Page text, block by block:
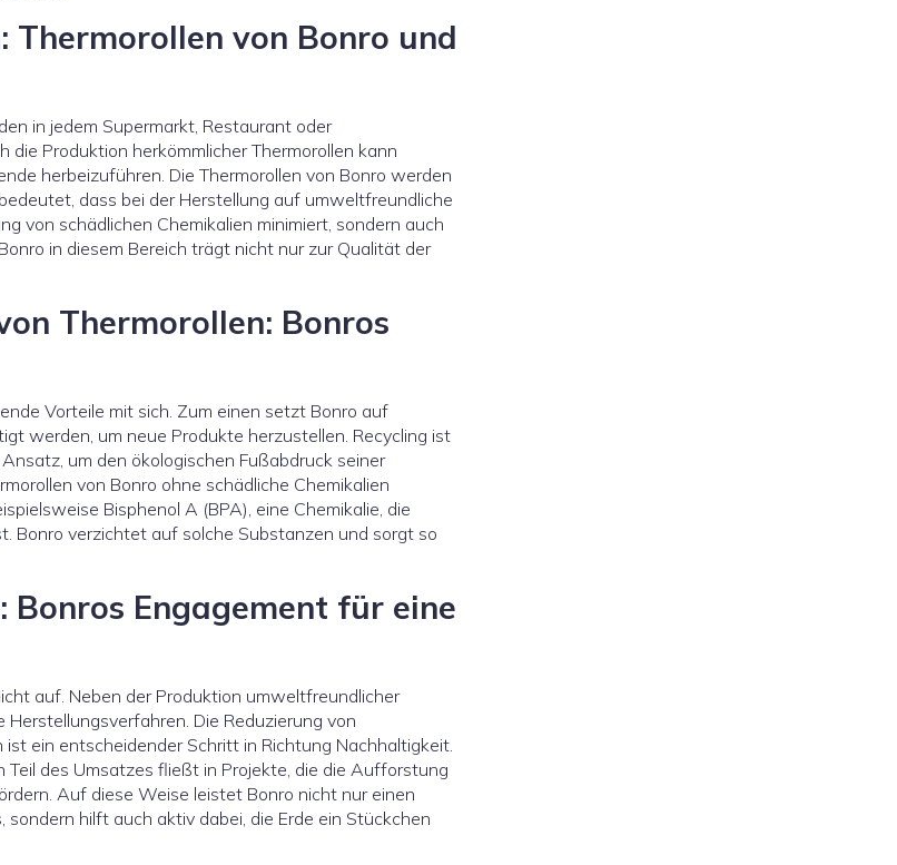
Thermorollen von Bonro und
in jedem Supermarkt, Restaurant oder
Produktion herkömmlicher Thermorollen kann
herbeizuführen. Die Thermorollen von Bonro werden
dass bei der Herstellung auf umweltfreundliche
von schädlichen Chemikalien minimiert, sondern auch
in diesem Bereich trägt nicht nur zur Qualität der
Thermorollen: Bonros
Vorteile mit sich. Zum einen setzt Bonro auf
werden, um neue Produkte herzustellen. Recycling ist
um den ökologischen Fußabdruck seiner
von Bonro ohne schädliche Chemikalien
Bisphenol A (BPA), eine Chemikalie, die
Bonro verzichtet auf solche Substanzen und sorgt so
Engagement für eine
auf. Neben der Produktion umweltfreundlicher
Die Reduzierung von
ein entscheidender Schritt in Richtung Nachhaltigkeit.
des Umsatzes fließt in Projekte, die die Aufforstung
Auf diese Weise leistet Bonro nicht nur einen
hilft auch aktiv dabei, die Erde ein Stückchen